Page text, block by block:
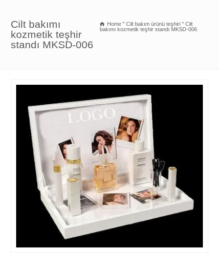
Cilt bakımı
kozmetik teşhir
standı MKSD-006
Home " Cilt bakım ürünü teşhiri " Cilt
bakımı kozmetik teşhir standı MKSD-006